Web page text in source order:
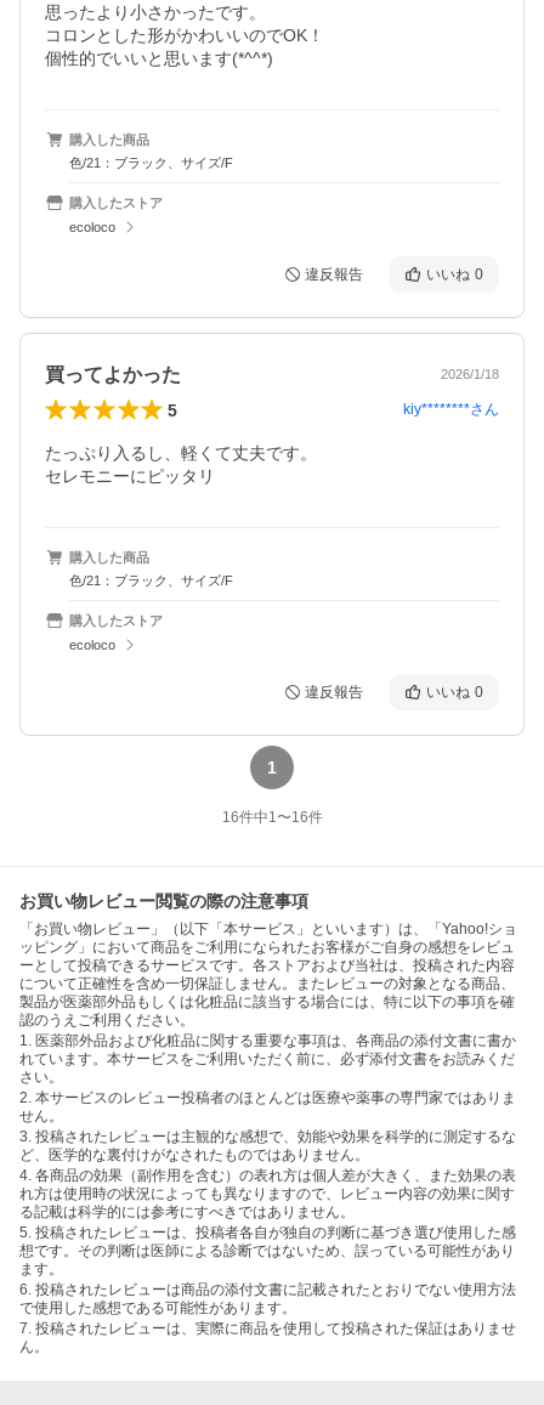
思ったより小さかったです。
コロンとした形がかわいいのでOK！
個性的でいいと思います(*^^*)
購入した商品
色/21：ブラック、サイズ/F
購入したストア
ecoloco
違反報告 いいね 0
買ってよかった 2026/1/18
5 kiy********さん
たっぷり入るし、軽くて丈夫です。
セレモニーにピッタリ
購入した商品
色/21：ブラック、サイズ/F
購入したストア
ecoloco
違反報告 いいね 0
1
16件中1〜16件
お買い物レビュー閲覧の際の注意事項
「お買い物レビュー」（以下「本サービス」といいます）は、「Yahoo!ショ
ッピング」において商品をご利用になられたお客様がご自身の感想をレビュ
ーとして投稿できるサービスです。各ストアおよび当社は、投稿された内容
について正確性を含め一切保証しません。またレビューの対象となる商品、
製品が医薬部外品もしくは化粧品に該当する場合には、特に以下の事項を確
認のうえご利用ください。
1. 医薬部外品および化粧品に関する重要な事項は、各商品の添付文書に書か
れています。本サービスをご利用いただく前に、必ず添付文書をお読みくだ
さい。
2. 本サービスのレビュー投稿者のほとんどは医療や薬事の専門家ではありま
せん。
3. 投稿されたレビューは主観的な感想で、効能や効果を科学的に測定するな
ど、医学的な裏付けがなされたものではありません。
4. 各商品の効果（副作用を含む）の表れ方は個人差が大きく、また効果の表
れ方は使用時の状況によっても異なりますので、レビュー内容の効果に関す
る記載は科学的には参考にすべきではありません。
5. 投稿されたレビューは、投稿者各自が独自の判断に基づき選び使用した感
想です。その判断は医師による診断ではないため、誤っている可能性があり
ます。
6. 投稿されたレビューは商品の添付文書に記載されたとおりでない使用方法
で使用した感想である可能性があります。
7. 投稿されたレビューは、実際に商品を使用して投稿された保証はありませ
ん。